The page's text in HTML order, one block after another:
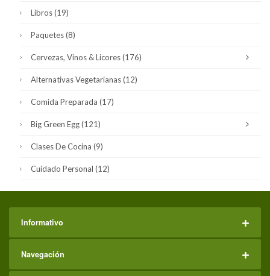
Libros(19)
Paquetes(8)
Cervezas, Vinos & Licores(176)
Alternativas Vegetarianas(12)
Comida Preparada (17)
Big Green Egg(121)
Clases De Cocina (9)
Cuidado Personal (12)
Informativo
Navegación